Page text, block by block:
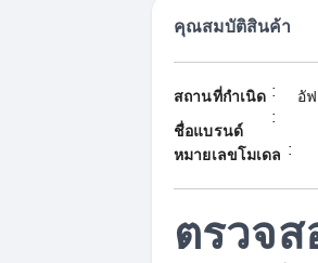
คุณสมบัติสินค้า
สถานที่กำเนิด
ชื่อแบรนด์
:
:
อั
หมายเลขโมเดล :
ตรวจ